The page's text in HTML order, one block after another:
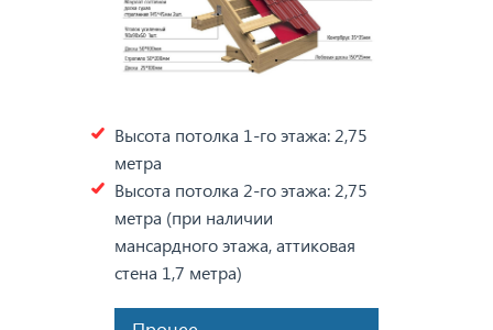
Высота потолка 1-го этажа: 2,75
метра
Высота потолка 2-го этажа: 2,75
метра (при наличии
мансардного этажа, аттиковая
стена 1,7 метра)